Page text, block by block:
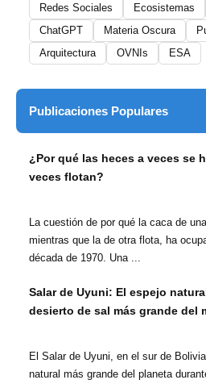
Redes Sociales
Ecosistemas
ChatGPT
Materia Oscura
Arquitectura
OVNIs ESA
Publicaciones Populares
¿Por qué las heces a veces se
veces flotan?
La cuestión de por qué la caca de
mientras que la de otra flota, ha
década de 1970. Una ...
Salar de Uyuni: El espejo
desierto de sal más grande del
El Salar de Uyuni, en el sur de
natural más grande del planeta